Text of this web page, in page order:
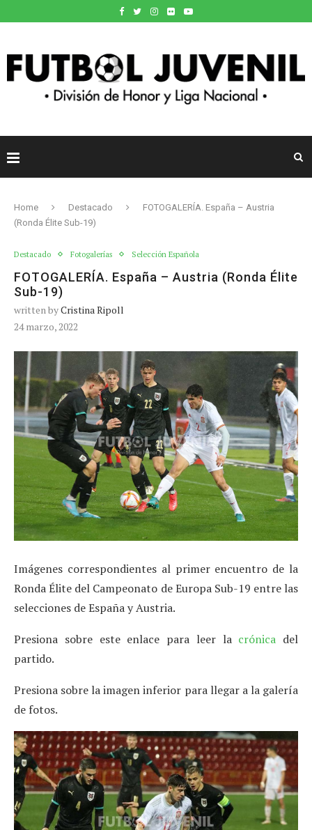
Home Destacado
FOTOGALERÍA. España – Austria
(Ronda Élite Sub-19)
Destacado Fotogalerías Selección Española
FOTOGALERÍA. España – Austria (Ronda Élite
Sub-19)
written byCristina Ripoll
24 marzo, 2022
Imágenes correspondientes al primer encuentro de la
Ronda Élite del Campeonato de Europa Sub-19 entre las
selecciones de España y Austria.
Presiona sobre este enlace para leer la crónica del
partido.
Presiona sobre la imagen inferior para llegar a la galería
de fotos.